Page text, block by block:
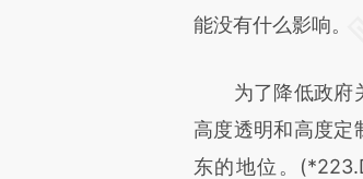
能没有什么影响。
为了降低政府关
高度透明和高度定
东的地位。